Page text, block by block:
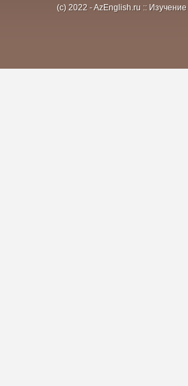
(c) 2022 - AzEnglish.ru ::